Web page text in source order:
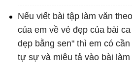
Nếu viết bài tập làm văn
của em về vẻ đẹp của bài
dẹp bằng sen" thì em có
tự sự và miêu tả vào bài